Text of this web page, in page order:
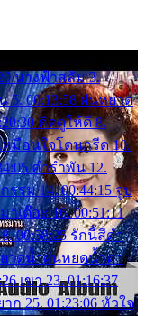
นางฟ้าสลัม 3.
5. 00:13:58 ฝนหยาด
คิดดูให้ดี 8.
หมือนใจโดนกรีด 10.
คำรำพัน 12.
รรม 14. 00:44:15 จูบ
เต๊อะ 16. 00:51:11
00:58:25 รักนี้สีดำ
ยาดน้ำฝนหยดน้ำตา
เขา 23. 01:16:37
ก 25. 01:23:06 หัวใจ